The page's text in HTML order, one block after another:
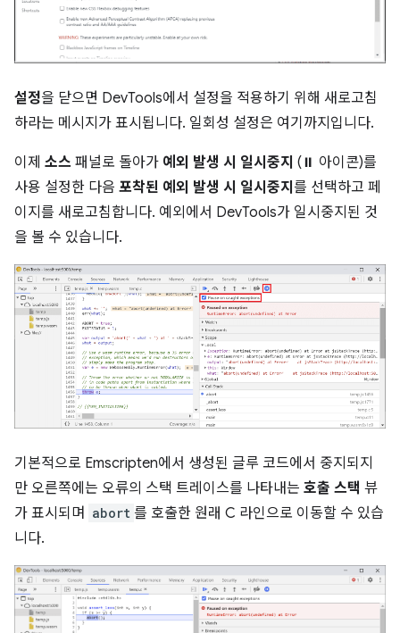
설정을 닫으면 DevTools에서 설정을 적용하기 위해 새로고침
하라는 메시지가 표시됩니다. 일회성 설정은 여기까지입니다.
이제 소스 패널로 돌아가 예외 발생 시 일시중지 (⏸ 아이콘)를
사용 설정한 다음 포착된 예외 발생 시 일시중지 를 선택하고 페
이지를 새로고침합니다. 예외에서 DevTools가 일시중지된 것
을 볼 수 있습니다.
기본적으로 Emscripten에서 생성된 글루 코드에서 중지되지
만 오른쪽에는 오류의 스택 트레이스를 나타내는 호출 스택 뷰
가 표시되며
abort 를 호출한 원래 C 라인으로 이동할 수 있습
니다.